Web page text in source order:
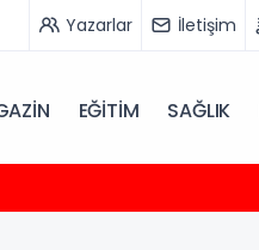
Yazarlar İletişim
EĞİTİM SAĞLIK